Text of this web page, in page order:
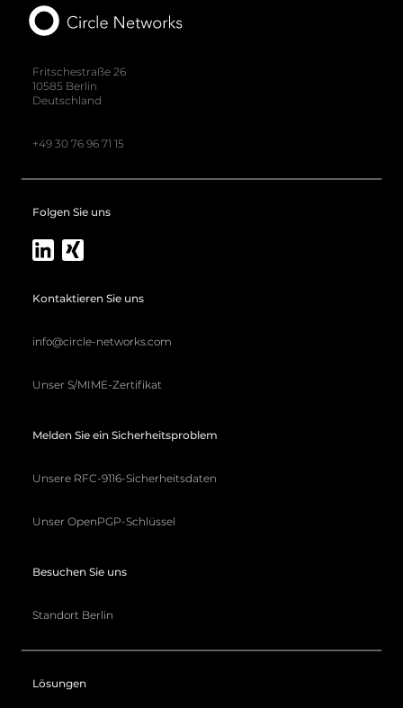
Fritschestraße 26
10585 Berlin
Deutschland
+49 30 76 96 71 15
Folgen Sie uns
Kontaktieren Sie uns
info@circle-networks.com
Unser S/MIME-Zertifikat
Melden Sie ein Sicherheitsproblem
Unsere RFC-9116-Sicherheitsdaten
Unser OpenPGP-Schlüssel
Besuchen Sie uns
Standort Berlin
Lösungen